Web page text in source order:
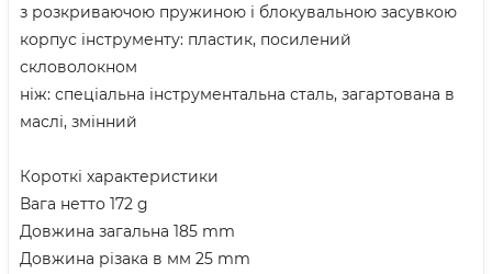
з розкриваючою пружиною і блокувальною засувкою
корпус інструменту: пластик, посилений
скловолокном
ніж: спеціальна інструментальна сталь, загартована в
маслі, змінний
Короткі характеристики
Вага нетто 172 g
Довжина загальна 185 mm
Довжина різака в мм 25 mm